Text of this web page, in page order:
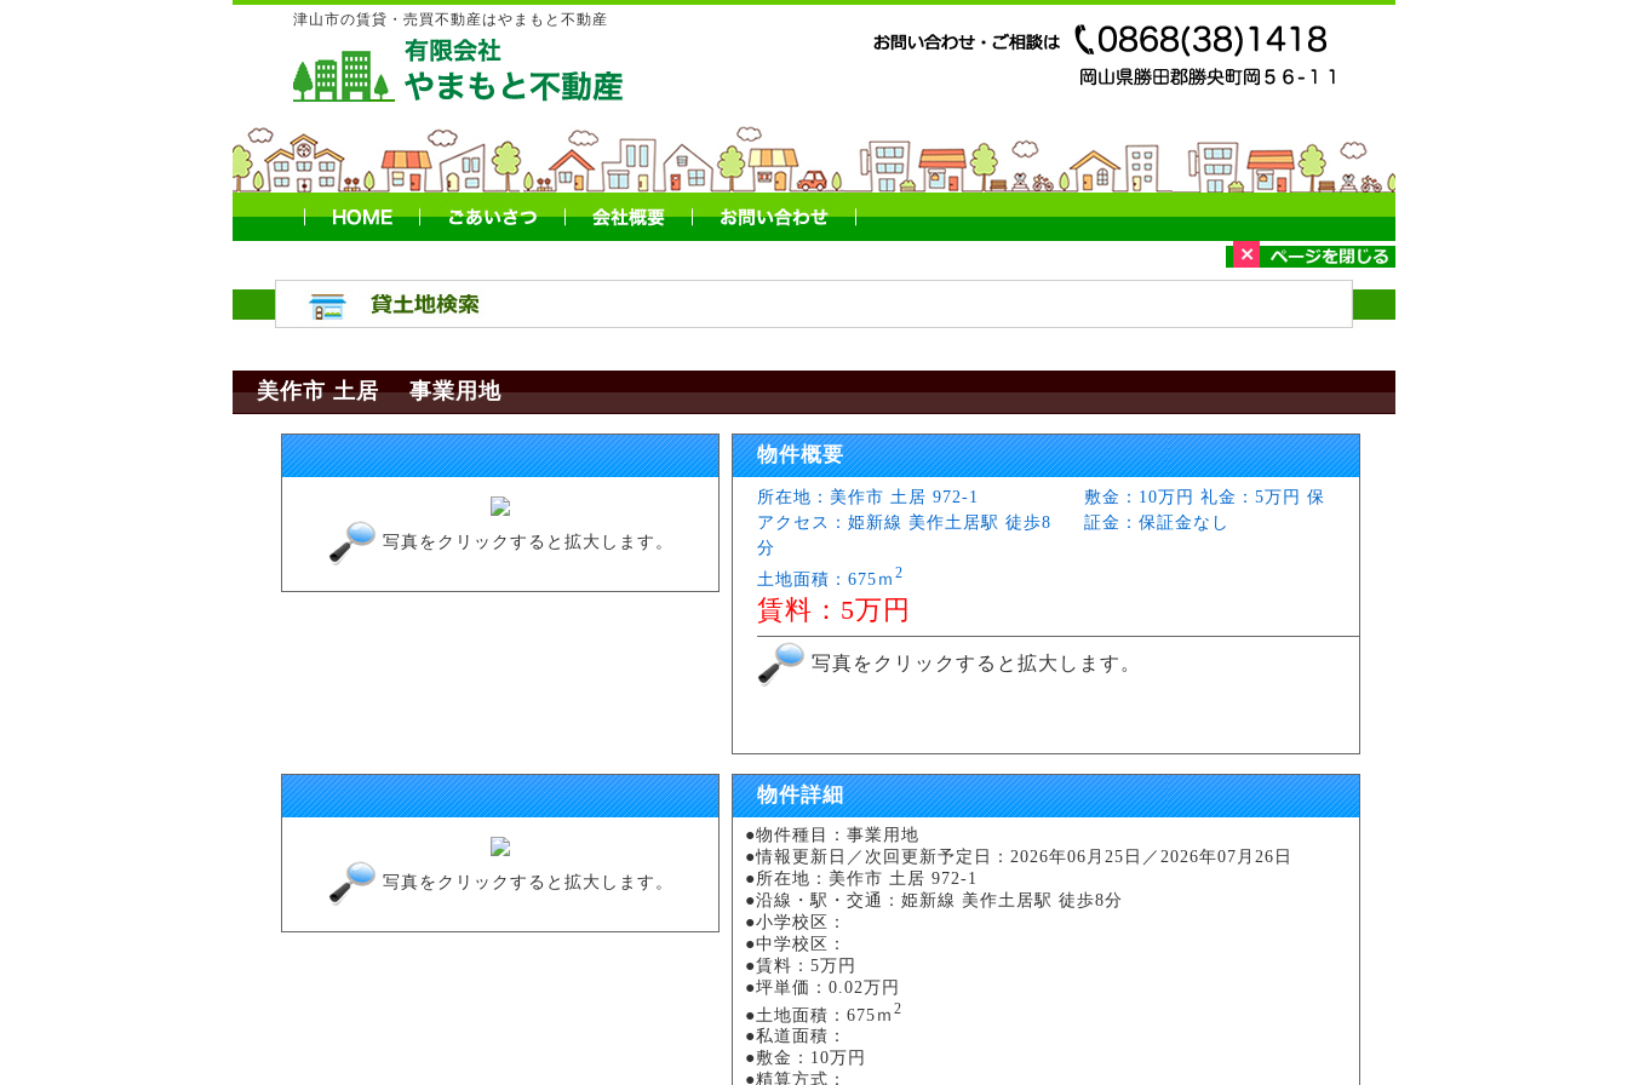
津山市の賃貸・売買不動産はやまもと不動産
美作市 土居 事業用地
写真をクリックすると拡大します。
物件概要
所在地：美作市 土居 972-1
アクセス：姫新線 美作土居駅 徒歩8
分
土地面積：675ｍ 2
賃料：5万円
敷金：10万円 礼金：5万円 保
証金：保証金なし
写真をクリックすると拡大します。
写真をクリックすると拡大します。
物件詳細
●物件種目：事業用地
●情報更新日／次回更新予定日：2026年06月25日／2026年07月26日
●所在地：美作市 土居 972-1
●沿線・駅・交通：姫新線 美作土居駅 徒歩8分
●小学校区：
●中学校区：
●賃料：5万円
●坪単価：0.02万円
●土地面積：675ｍ 2
●私道面積：
●敷金：10万円
●精算方式：